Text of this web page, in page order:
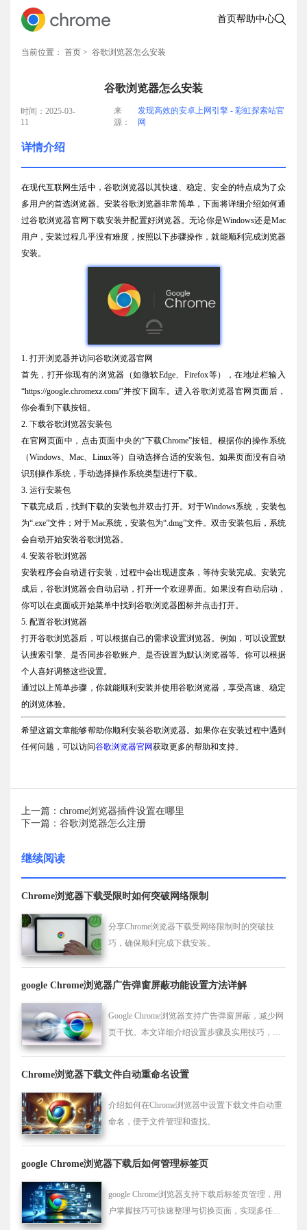
首页帮助中心
当前位置： 首页 > 谷歌浏览器怎么安装
谷歌浏览器怎么安装
时间：2025-03-
11
来
源：
发现高效的安卓上网引擎 - 彩虹探索站官
网
详情介绍
在现代互联网生活中，谷歌浏览器以其快速、稳定、安全的特点成为了众
多用户的首选浏览器。安装谷歌浏览器非常简单，下面将详细介绍如何通
过谷歌浏览器官网下载安装并配置好浏览器。无论你是Windows还是Mac
用户，安装过程几乎没有难度，按照以下步骤操作，就能顺利完成浏览器
安装。
1. 打开浏览器并访问谷歌浏览器官网
首先，打开你现有的浏览器（如微软Edge、Firefox等），在地址栏输入
“https://google.chromexz.com/”并按下回车。进入谷歌浏览器官网页面后，
你会看到下载按钮。
2. 下载谷歌浏览器安装包
在官网页面中，点击页面中央的“下载Chrome”按钮。根据你的操作系统
（Windows、Mac、Linux等）自动选择合适的安装包。如果页面没有自动
识别操作系统，手动选择操作系统类型进行下载。
3. 运行安装包
下载完成后，找到下载的安装包并双击打开。对于Windows系统，安装包
为“.exe”文件；对于Mac系统，安装包为“.dmg”文件。双击安装包后，系统
会自动开始安装谷歌浏览器。
4. 安装谷歌浏览器
安装程序会自动进行安装，过程中会出现进度条，等待安装完成。安装完
成后，谷歌浏览器会自动启动，打开一个欢迎界面。如果没有自动启动，
你可以在桌面或开始菜单中找到谷歌浏览器图标并点击打开。
5. 配置谷歌浏览器
打开谷歌浏览器后，可以根据自己的需求设置浏览器。例如，可以设置默
认搜索引擎、是否同步谷歌账户、是否设置为默认浏览器等。你可以根据
个人喜好调整这些设置。
通过以上简单步骤，你就能顺利安装并使用谷歌浏览器，享受高速、稳定
的浏览体验。
希望这篇文章能够帮助你顺利安装谷歌浏览器。如果你在安装过程中遇到
任何问题，可以访问谷歌浏览器官网获取更多的帮助和支持。
上一篇：chrome浏览器插件设置在哪里
下一篇：谷歌浏览器怎么注册
继续阅读
Chrome浏览器下载受限时如何突破网络限制
分享Chrome浏览器下载受网络限制时的突破技
巧，确保顺利完成下载安装。
google Chrome浏览器广告弹窗屏蔽功能设置方法详解
Google Chrome浏览器支持广告弹窗屏蔽，减少网
页干扰。本文详细介绍设置步骤及实用技巧，帮
Chrome浏览器下载文件自动重命名设置
介绍如何在Chrome浏览器中设置下载文件自动重
命名，便于文件管理和查找。
google Chrome浏览器下载后如何管理标签页
google Chrome浏览器支持下载后标签页管理，用
户掌握技巧可快速整理与切换页面，实现多任务